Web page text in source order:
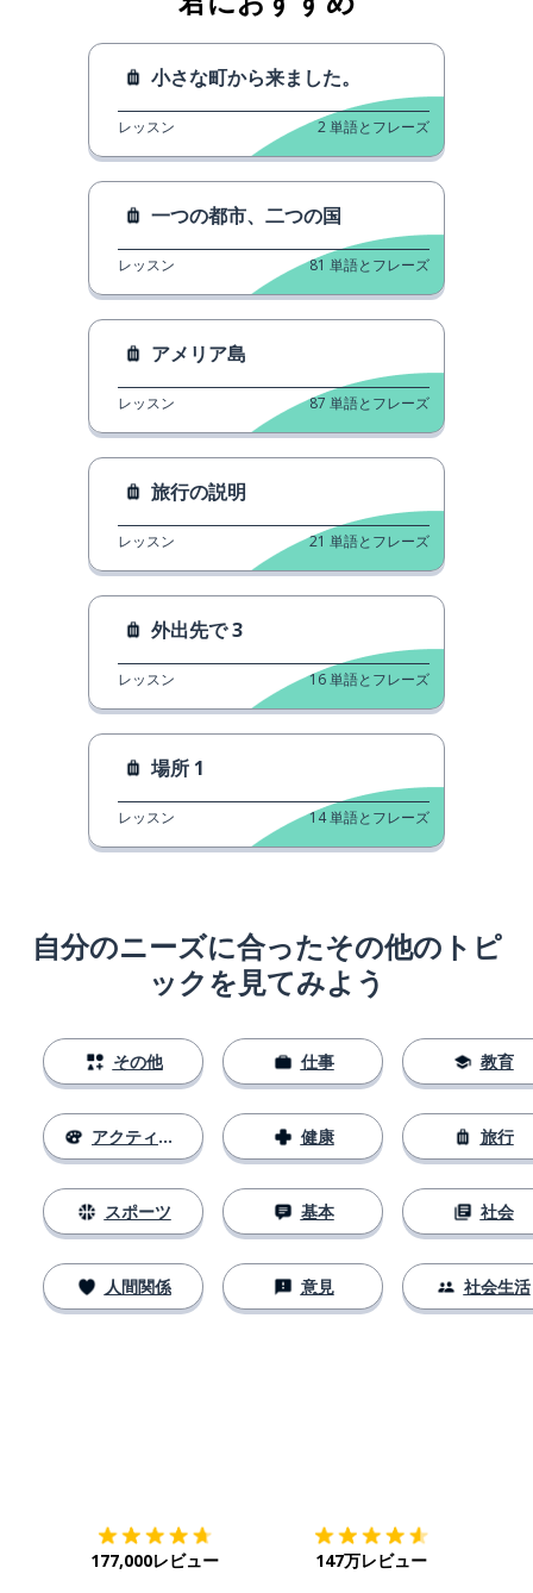
小さな町から来ました。
レッスン 2単語とフレーズ
一つの都市、二つの国
レッスン 81 単語とフレーズ
アメリア島
レッスン 87 単語とフレーズ
旅行の説明
レッスン 21 単語とフレーズ
外出先で 3
レッスン 16単語とフレーズ
場所 1
レッスン 14単語とフレーズ
自分のニーズに合ったその他のトピ
ックを見てみよう
その他
アクティビティ
スポーツ
人間関係
仕事
健康
基本
意見
教育
旅行
社会
社会生活
177,000レビュー 147万レビュー